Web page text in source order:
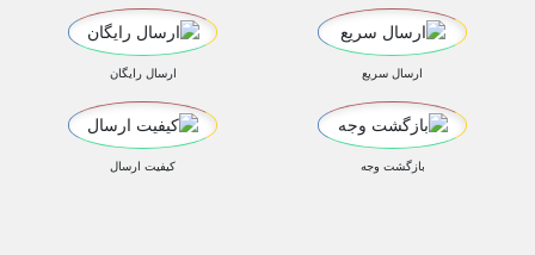
ارسال سریع ارسال رایگان
بازگشت وجه کیفیت ارسال